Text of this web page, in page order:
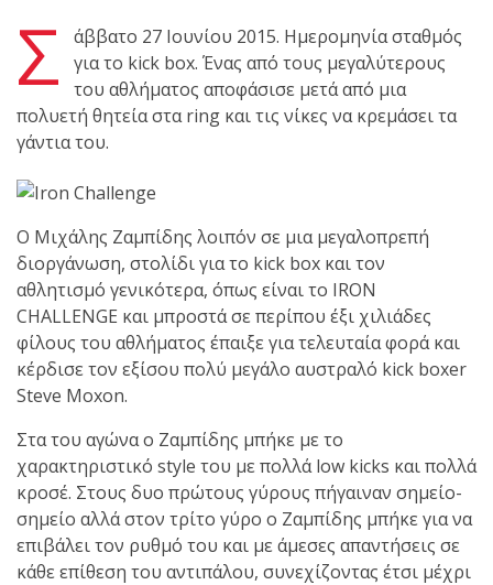
Kickboxing World
Championship
Νέα
shirts του
Ιωάννη
Θεοφάνους
με την υποστήριξη της
Sejoy Hellas.
Οι αθλητές
του Fight
Club Galatsi
ολοκλήρωσαν με επιτυχία
τις καλοκαιρινές
εξετάσεις έγχρωμων
ζωνών!
Σ
άββατο 27 Ιουνίου 2015. Ημερομηνία σταθμός
για το kick box. Ένας από τους μεγαλύτερους
του αθλήματος αποφάσισε μετά από μια
πολυετή θητεία στα ring και τις νίκες να κρεμάσει τα
γάντια του.
Ο Μιχάλης Ζαμπίδης λοιπόν σε μια μεγαλοπρεπή
διοργάνωση, στολίδι για το kick box και τον
αθλητισμό γενικότερα, όπως είναι το IRON
CHALLENGE και μπροστά σε περίπου έξι χιλιάδες
φίλους του αθλήματος έπαιξε για τελευταία φορά και
κέρδισε τον εξίσου πολύ μεγάλο αυστραλό kick boxer
Steve Moxon.
Στα του αγώνα ο Ζαμπίδης μπήκε με το
χαρακτηριστικό style του με πολλά low kicks και πολλά
κροσέ. Στους δυο πρώτους γύρους πήγαιναν σημείο-
σημείο αλλά στον τρίτο γύρο ο Ζαμπίδης μπήκε για να
επιβάλει τον ρυθμό του και με άμεσες απαντήσεις σε
κάθε επίθεση του αντιπάλου, συνεχίζοντας έτσι μέχρι